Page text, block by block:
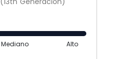
Mediano Alto